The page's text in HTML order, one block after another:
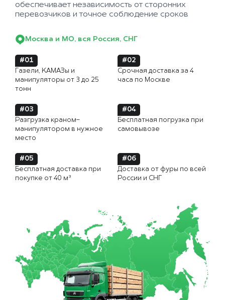
обеспечивает независимость от сторонних
перевозчиков и точное соблюдение сроков
Москва и МО, вся Россия, СНГ
#01
Газели, КАМАЗы и
манипуляторы от 3 до 25
тонн
#02
Срочная доставка за 4
часа по Москве
#03
Разгрузка краном-
манипулятором в нужное
место
#04
Бесплатная погрузка при
самовывозе
#05
Бесплатная доставка при
покупке от 40 м³
#06
Доставка от фуры по всей
России и СНГ